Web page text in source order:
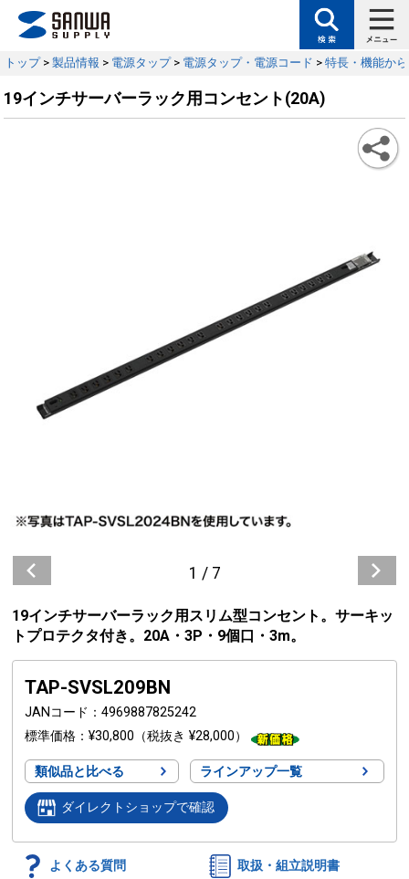
トップ> 製品情報 > 電源タップ> 電源タップ・電源コード > 特長・機能か
19インチサーバーラック用コンセント(20A)
1 / 7
19インチサーバーラック用スリム型コンセント。サーキッ
トプロテクタ付き。20A・3P・9個口・3m。
TAP-SVSL209BN
JANコード
4969887825242
標準価格
¥30,800 （税抜き ¥28,000）
類似品と比べる ラインアップ一覧
ダイレクトショップで確認
よくある質問 取扱・組立説明書